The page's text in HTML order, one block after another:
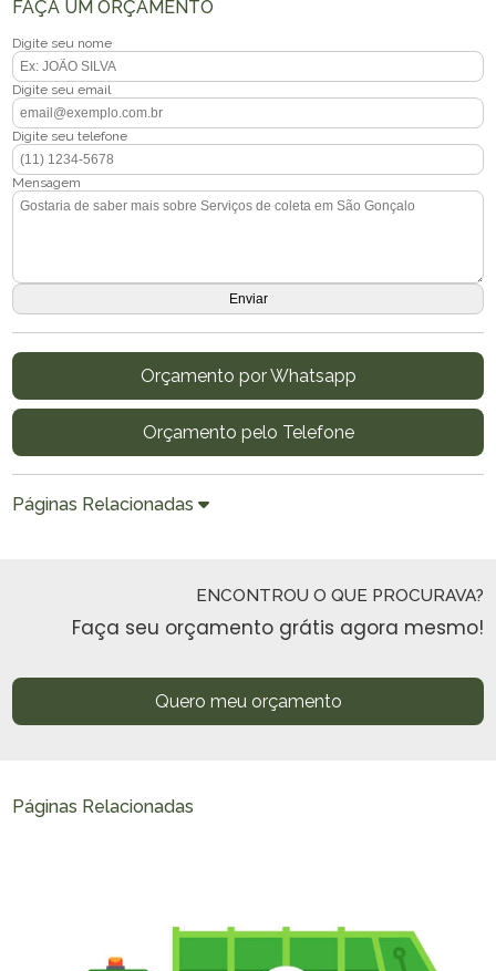
FAÇA UM ORÇAMENTO
Digite seu nome
Digite seu email
Digite seu telefone
Mensagem
Orçamento por Whatsapp
Orçamento pelo Telefone
Páginas Relacionadas
ENCONTROU O QUE PROCURAVA?
Faça seu orçamento grátis agora mesmo!
Quero meu orçamento
Páginas Relacionadas